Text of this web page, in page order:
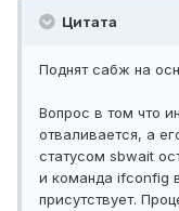
Цитата
Поднят сабж на
Вопрос в том что
отваливается, а
статусом sbwait
и команда ifconfig
присутствует.